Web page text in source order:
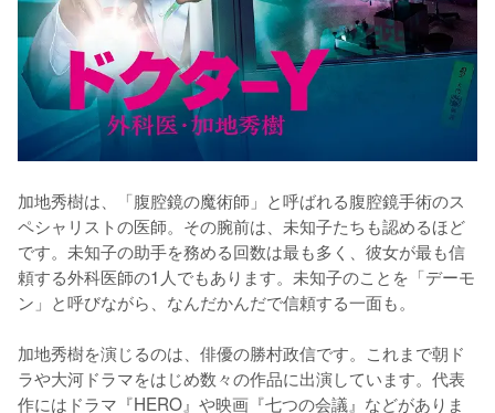
加地秀樹は、「腹腔鏡の魔術師」と呼ばれる腹腔鏡手術のス
ペシャリストの医師。その腕前は、未知子たちも認めるほど
です。未知子の助手を務める回数は最も多く、彼女が最も信
頼する外科医師の1人でもあります。未知子のことを「デーモ
ン」と呼びながら、なんだかんだで信頼する一面も。
加地秀樹を演じるのは、俳優の勝村政信です。これまで朝ド
ラや大河ドラマをはじめ数々の作品に出演しています。代表
作にはドラマ『HERO』や映画『七つの会議』などがありま